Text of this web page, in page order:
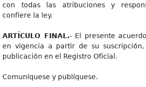
con todas las atribuciones y
confiere la ley.
ARTÍCULO FINAL.- El presente
en vigencia a partir de su
publicación en el Registro Oficial.
Comuníquese y publíquese.